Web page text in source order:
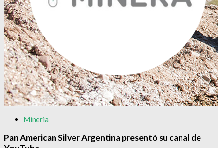
Mineria
Pan American Silver Argentina presentó su canal de